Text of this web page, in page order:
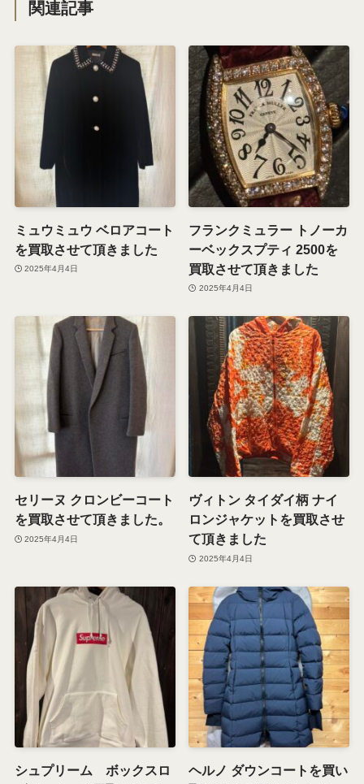
関連記事
ミュウミュウ ベロアコート
を買取させて頂きました
2025年4月4日
フランクミュラー トノーカ
ーベックスプティ 2500を
買取させて頂きました
2025年4月4日
セリーヌ クロンビーコート
を買取させて頂きました。
2025年4月4日
ヴィトン タイダイ柄 ナイ
ロンジャケットを買取させ
て頂きました
2025年4月4日
シュプリーム ボックスロ
ヘルノ ダウンコートを買い